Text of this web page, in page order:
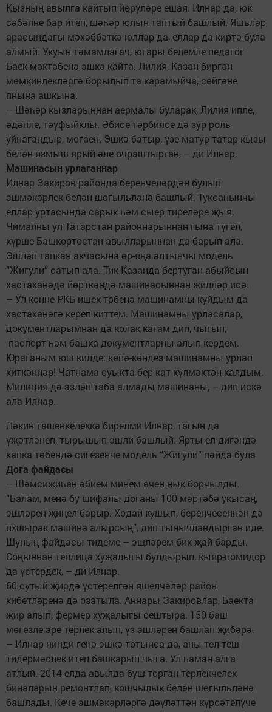
Кызның авылга кайтып йөрүләре ешая. Илнар да, юк
сәбәпне бар итеп, шәһәр юлын таптый башлый. Яшьләр
арасындагы мәхәббәткә юллар да, еллар да киртә була
алмый. Укуын тәмамлагач, югары белемле педагог
Баек мәктәбенә эшкә кайта. Лилия, Казан биргән
мөмкинлекләргә борылып та карамыйча, сөйгәне
янына ашкына.
– Шәһәр кызларыннан аермалы буларак, Лилия ипле,
әдәпле, тәүфыйклы. Әбисе тәрбиясе дә зур роль
уйнагандыр, мөгаен. Эшкә батыр, үзе матур татар кызы
белән язмыш ярый әле очраштырган, – ди Илнар.
Машинасын урлаганнар
Илнар Закиров районда беренчеләрдән булып
эшмәкәрлек белән шөгыльләнә башлый. Туксанынчы
еллар уртасында сарык һәм сыер тиреләре җыя.
Чималны ул Татарстан районнарыннан гына түгел,
күрше Башкортостан авылларыннан да барып ала.
Эшләп тапкан акчасына өр-яңа алтынчы модель
“Жигули” сатып ала. Тик Казанда бертуган абыйсын
хастаханәдә йөрткәндә машинасыннан җилләр исә.
– Ул көнне РКБ ишек төбенә машинамны куйдым да
хастаханәгә кереп киттем. Машинамны урласалар,
документларымнан да колак кагам дип, чыгып,
паспорт һәм башка документларны алып кердем.
Юраганым юш килде: көпә-көндез машинамны урлап
киткәннәр! Чатнама суыкта бер кат күлмәктән калдым.
Милиция дә эзләп таба алмады машинаны, – дип искә
ала Илнар.
Ләкин төшенкелеккә бирелми Илнар, тагын да
үҗәтләнеп, тырышып эшли башлый. Ярты ел дигәндә
капка төбендә сигезенче модель “Жигули” пәйда була.
Дога файдасы
– Шәмсиҗиһан әбием минем өчен нык борчылды.
“Балам, менә бу шифалы доганы 100 мәртәбә укысаң,
эшләрең җиңел барыр. Ходай кушып, беренчесеннән дә
яхшырак машина алырсың”, дип тынычландырган иде.
Шуның файдасы тидеме – эшләрем бик җай барды.
Соңыннан теплица хуҗалыгы булдырып, кыяр-помидор
да үстердек, – ди Илнар.
60 сутый җирдә үстерелгән яшелчәләр район
кибетләренә дә озатыла. Аннары Закировлар, Баекта
җир алып, фермер хуҗалыгы оештыра. 150 баш
мөгезле эре терлек алып, үз эшләрен башлап җибәрә.
– Илнар нинди генә эшкә тотынса да, аны тел-теш
тидермәслек итеп башкарып чыга. Ул һаман алга
атлый. 2014 елда авылда буш торган терлекчелек
биналарын ремонтлап, кошчылык белән шөгыльләнә
башлады. Кече эшмәкәрләргә дәүләттән күрсәтелүче